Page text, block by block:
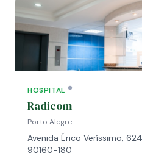
HOSPITAL
Radicom
Porto Alegre
Avenida Érico Veríssimo,
90160-180